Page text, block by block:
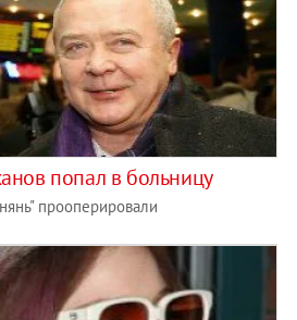
попал в больницу
прооперировали